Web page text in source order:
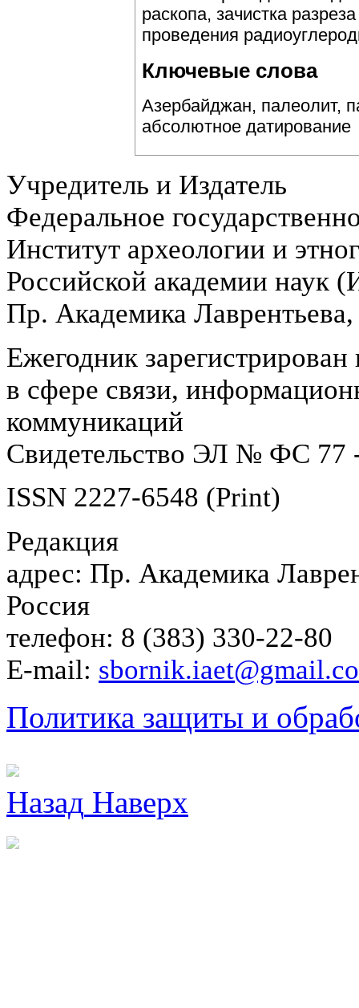
раскопа, зачистка
проведения
Ключевые слова
Азербайджан, палеолит,
абсолютное датирование
Учредитель и Издатель
Федеральное
Институт археологии и
Российской академии
Пр. Академика
Ежегодник
в сфере связи,
коммуникаций
Свидетельство ЭЛ № ФС 77
ISSN 2227-6548 (Print)
Редакция
адрес: Пр. Академика
Россия
телефон: 8 (383) 330-22-80
E-mail:
Политика защиты и
Назад Наверх